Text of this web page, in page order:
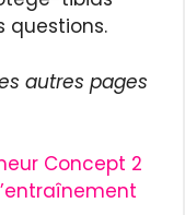
questions.
autres pages
Concept 2